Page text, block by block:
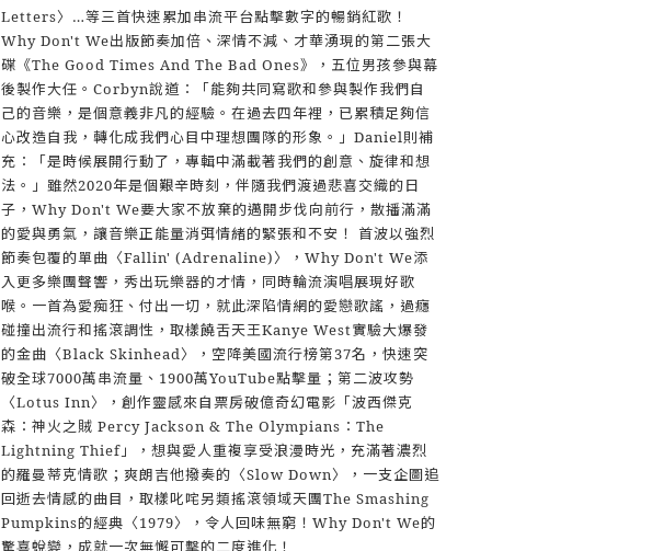
Letters〉…等三首快速累加串流平台點擊數字的暢銷紅歌！
Why Don't We出版節奏加倍、深情不減、才華湧現的第二張大
碟《The Good Times And The Bad Ones》，五位男孩參與幕
後製作大任。Corbyn說道：「能夠共同寫歌和參與製作我們自
己的音樂，是個意義非凡的經驗。在過去四年裡，已累積足夠信
心改造自我，轉化成我們心目中理想團隊的形象。」Daniel則補
充：「是時候展開行動了，專輯中滿載著我們的創意、旋律和想
法。」雖然2020年是個艱辛時刻，伴隨我們渡過悲喜交織的日
子，Why Don't We要大家不放棄的邁開步伐向前行，散播滿滿
的愛與勇氣，讓音樂正能量消弭情緒的緊張和不安！ 首波以強烈
節奏包覆的單曲〈Fallin' (Adrenaline)〉，Why Don't We添
入更多樂團聲響，秀出玩樂器的才情，同時輪流演唱展現好歌
喉。一首為愛痴狂、付出一切，就此深陷情網的愛戀歌謠，過癮
碰撞出流行和搖滾調性，取樣饒舌天王Kanye West實驗大爆發
的金曲〈Black Skinhead〉，空降美國流行榜第37名，快速突
破全球7000萬串流量、1900萬YouTube點擊量；第二波攻勢
〈Lotus Inn〉，創作靈感來自票房破億奇幻電影「波西傑克
森：神火之賊 Percy Jackson & The Olympians：The
Lightning Thief」，想與愛人重複享受浪漫時光，充滿著濃烈
的羅曼蒂克情歌；爽朗吉他撥奏的〈Slow Down〉，一支企圖追
回逝去情感的曲目，取樣叱咤另類搖滾領域天團The Smashing
Pumpkins的經典〈1979〉，令人回味無窮！Why Don't We的
驚喜蛻變，成就一次無懈可擊的二度進化！